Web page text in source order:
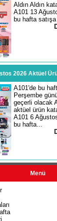
Aldın Aldın
A101 13
bu hafta
2026 Aktüel
A101'de bu
Perşembe
geçerli olacak
aktüel ürün
A101 6
bu hafta...
Menü